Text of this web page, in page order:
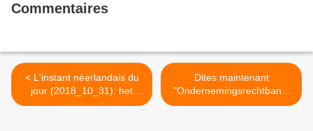
Commentaires
< L'instant néerlandais du
jour (2018_10_31): het
CDA
Dites maintenant
"Ondernemingsrechtbank"
>